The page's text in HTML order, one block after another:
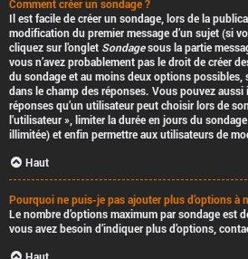
Comment créer un sondage ?
Il est facile de créer un sondage, lors de la
modification du premier message d’un sujet (si
cliquez sur l’onglet Sondagesous la partie
vous n’avez probablement pas le droit de créer
du sondage et au moins deux options possibles,
dans le champ des réponses. Vous pouvez
réponses qu’un utilisateur peut choisir lors de
l’utilisateur », limiter la durée en jours du
illimitée) et enfin permettre aux utilisateurs de
Haut
Pourquoi ne puis-je pas ajouter plus d’options à
Le nombre d’options maximum par sondage est
vous avez besoin d’indiquer plus d’options,